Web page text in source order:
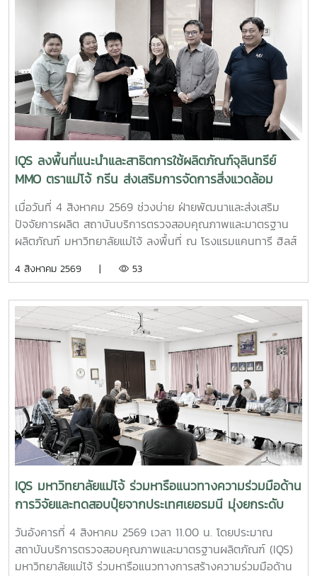
จังหวัดใกล้เคียง ฝ่ายบริหารและห้องปฏิบัติการ นำโดย รองผู้
อำนวยการฝ่ายบริหารและห้องปฏิบัติการ นางริมฤทัย พุทธวงค์
พร้อมด้วยบุคลากร ได้แก่ นางสาวสุปราณี แก้วเทียน นัก
วิทยาศาสตร์ นางสาวธนพร ดวงเดช นักวิทยาศาสตร์ นางสาว
ธนาพร สอนหล้าวงศ์ เจ้าหน้าที่บริการลูกค้า ภายในงาน IQS ได้
ร่วมออกบูธแนะนำบริการด้านการตรวจสอบคุณภาพและ
มาตรฐานผลิตภัณฑ์ พร้อมให้คำปรึกษาแก่ผู้ประกอบการเกี่ยวกับ
การพัฒนาผลิตภัณฑ์ การยกระดับมาตรฐานสินค้า และการใช้
บริการผ่านระบบ BDS เพื่อสนับสนุนการเพิ่มขีดความสามารถใน
การแข่งขันของผู้ประกอบการไทย รวมถึงสร้างเครือข่ายความ
ร่วมมือระหว่างหน่วยงานภาครัฐ สถาบันการศึกษา และภาคธุรกิจ
IQS ลงพื้นที่แนะนำและสาธิตการใช้ผลิตภัณฑ์จุลินทรีย์
MMO ตราแม่โจ้ กรีน ส่งเสริมการจัดการสิ่งแวดล้อม
สำหรับธุรกิจโรงแรม
เมื่อวันที่ 4 สิงหาคม 2569 ช่วงบ่าย ฝ่ายพัฒนาและส่งเสริม
ปัจจัยการผลิต สถาบันบริการตรวจสอบคุณภาพและมาตรฐาน
ผลิตภัณฑ์ มหาวิทยาลัยแม่โจ้ ลงพื้นที่ ณ โรงแรมแคนทารี ฮิลส์
และสาธิตแนวทางการใช้งานผลิตภัณฑ์จุลินทรีย์ MMO ตราแม่โจ้
พื้นที่ต่าง ๆ ภายในสถานประกอบการ โดยชื่อสถานที่ดังกล่าว
ตรงกับชื่อภาษาไทยที่โรงแรมใช้อย่างเป็นทางการ การลงพื้นที่
ครั้งนี้นำโดย ผู้ช่วยศาสตราจารย์ ดร.ฉันทนา ซูแสวงทรัพย์ รอง
ผู้อำนวยการฝ่ายวิจัยและนวัตกรรม และ นายพัฒน์ โกจินอก
หัวหน้าฝ่ายพัฒนาและส่งเสริมปัจจัยการผลิต พร้อมด้วยบุคลากร
ในฝ่าย ได้แก่ นางสาววาสนา กาฬภักดี นักวิทยาศาสตร์ นาย
สหรัฐ ตั๋นก้อน เจ้าหน้าที่ขายจุลินทรีย์ และ นายนิวัช ออนศรี ผู้
ปฏิบัติงานเกษตรสถาบันบริการตรวจสอบคุณภาพและมาตรฐาน
ผลิตภัณฑ์ มหาวิทยาลัยแม่โจ้ เป็นหน่วยงานที่มุ่งเน้นการวิจัย
พัฒนา และถ่ายทอดองค์ความรู้ด้านปัจจัยการผลิตและการ
จัดการสิ่งแวดล้อมมาอย่างต่อเนื่อง จนนำไปสู่การพัฒนา
ผลิตภัณฑ์จุลินทรีย์ MMO ตราแม่โจ้ กรีน ซึ่งมีผลิตภัณฑ์สำหรับ
การใช้งานหลากหลายรูปแบบ รวมทั้งได้รับการรับรองมาตรฐาน
ปัจจัยการผลิตอินทรีย์ภายใต้ระบบ ACT-IFOAM จากสำนักงาน
มาตรฐานเกษตรอินทรีย์ (มกท.) ภายในกิจกรรม คณะผู้ปฏิบัติ
งานได้ให้ข้อมูลเกี่ยวกับคุณสมบัติ วิธีใช้ อัตราส่วนการผสม และ
4 สิงหาคม 2569 | 53
IQS มหาวิทยาลัยแม่โจ้ ร่วมหารือแนวทางความร่วมมือด้าน
การวิจัยและทดสอบปุ๋ยจากประเทศเยอรมนี มุ่งยกระดับ
นวัตกรรมการเกษตรไทย
วันอังคารที่ 4 สิงหาคม 2569 เวลา 11.00 น. โดยประมาณ
สถาบันบริการตรวจสอบคุณภาพและมาตรฐานผลิตภัณฑ์ (IQS)
มหาวิทยาลัยแม่โจ้ ร่วมหารือแนวทางการสร้างความร่วมมือด้าน